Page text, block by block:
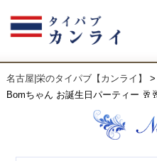
名古屋|栄のタイパブ【カンライ】 >
Bomちゃん お誕生日パーティー